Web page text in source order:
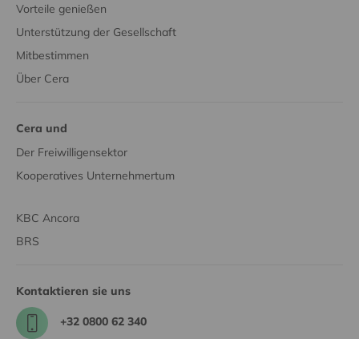
Vorteile genießen
Unterstützung der Gesellschaft
Mitbestimmen
Über Cera
Cera und
Der Freiwilligensektor
Kooperatives Unternehmertum
KBC Ancora
BRS
Kontaktieren sie uns
+32 0800 62 340